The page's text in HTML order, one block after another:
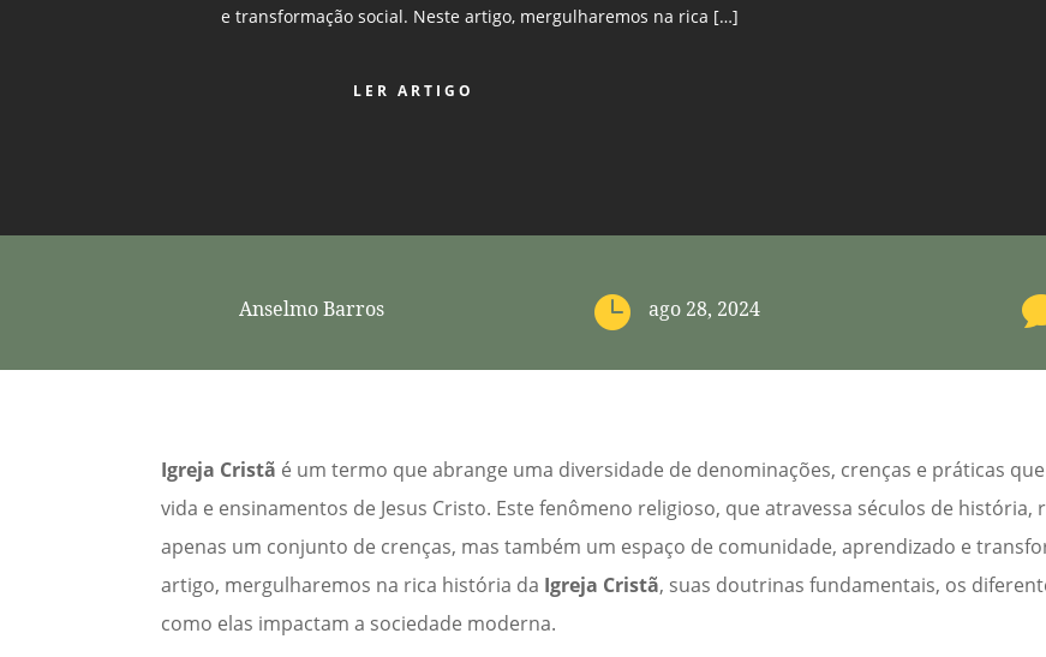
e transformação social. Neste artigo, mergulharemos na rica […]
LER ARTIGO
Anselmo Barros  ago 28, 2024
Igreja Cristã é um termo que abrange uma diversidade de denominações, crenças e práticas
vida e ensinamentos de Jesus Cristo. Este fenômeno religioso, que atravessa séculos de história,
apenas um conjunto de crenças, mas também um espaço de comunidade, aprendizado e
artigo, mergulharemos na rica história da Igreja Cristã, suas doutrinas fundamentais, os
como elas impactam a sociedade moderna.